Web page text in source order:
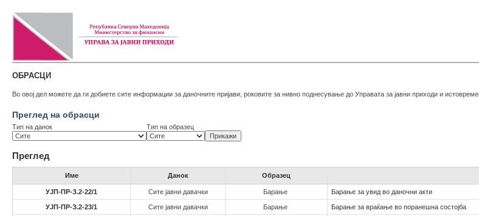
ОБРАСЦИ
Во овој дел можете да ги добиете сите информации за даночните пријави, роковите за нивно поднесување до Управата за јавни приходи и
Преглед на обрасци
Тип на данок Тип на образец
Преглед
Име Данок Образец
УЈП-ПР-З.2-22/1 Сите јавни давачки Барање Барање за увид во даночни акти
УЈП-ПР-З.2-23/1 Сите јавни давачки Барање Барање за враќање во поранешна состојба